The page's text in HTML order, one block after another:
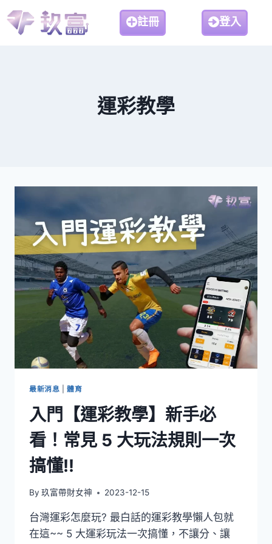
註冊 登入
運彩教學
最新消息 |體育
入門【運彩教學】新手必
看！常見 5 大玩法規則一次
搞懂!!
By 玖富帶財女神 2023-12-15
台灣運彩怎麼玩? 最白話的運彩教學懶人包就
在這~~ 5 大運彩玩法一次搞懂，不讓分、讓